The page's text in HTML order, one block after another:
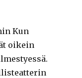
Kun
oikein